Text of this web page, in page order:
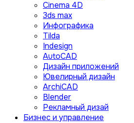
Сinema 4D
3ds max
Инфографика
Tilda
Indesign
AutoCAD
Дизайн приложений
Ювелирный дизайн
ArchiCAD
Blender
Рекламный дизай
Бизнес и управление